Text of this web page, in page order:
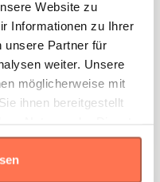
Website zu
Informationen zu Ihrer
unsere Partner für
weiter. Unsere
möglicherweise mit
ihnen bereitgestellt